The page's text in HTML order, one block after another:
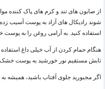
از صابون های تند و کرم های پاک کننده
شوند رادیکال های آزاد به پوست آسیب
استفاده کنید. به آرامی روغن را به
هنگام حمام کردن از آب خیلی داغ
تابش مستقیم نور خورشید به پوست
اگر مجبورید جلوی آفتاب باشید،